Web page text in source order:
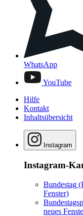
WhatsApp
YouTube
Hilfe
Kontakt
Inhaltsübersicht
Instagram
Instagram-
Bundestag
Fenster)
neues